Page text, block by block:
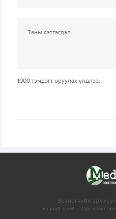
1000 тэмдэгт оруулах үлдлээ.
Зохиогчийн эрх
Бидний тухай